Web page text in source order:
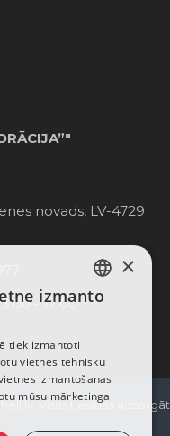
novads, LV-4729
- 17:00
Visas tiesības
LATVIAN
ENGLISH
×
izmanto
tiek izmantoti
vietnes tehnisku
izmantošanas
mūsu mārketinga